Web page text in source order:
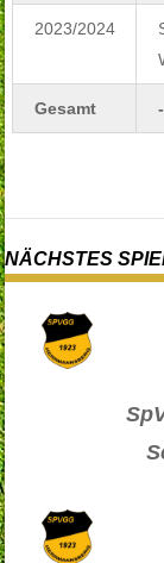
2023/2024
Gesamt -
NÄCHSTES